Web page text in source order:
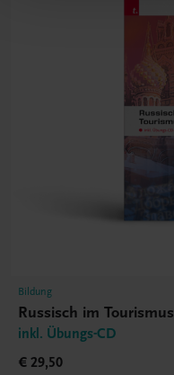
Bildung
Russisch im Tourismus
inkl. Übungs-CD
€ 29,50